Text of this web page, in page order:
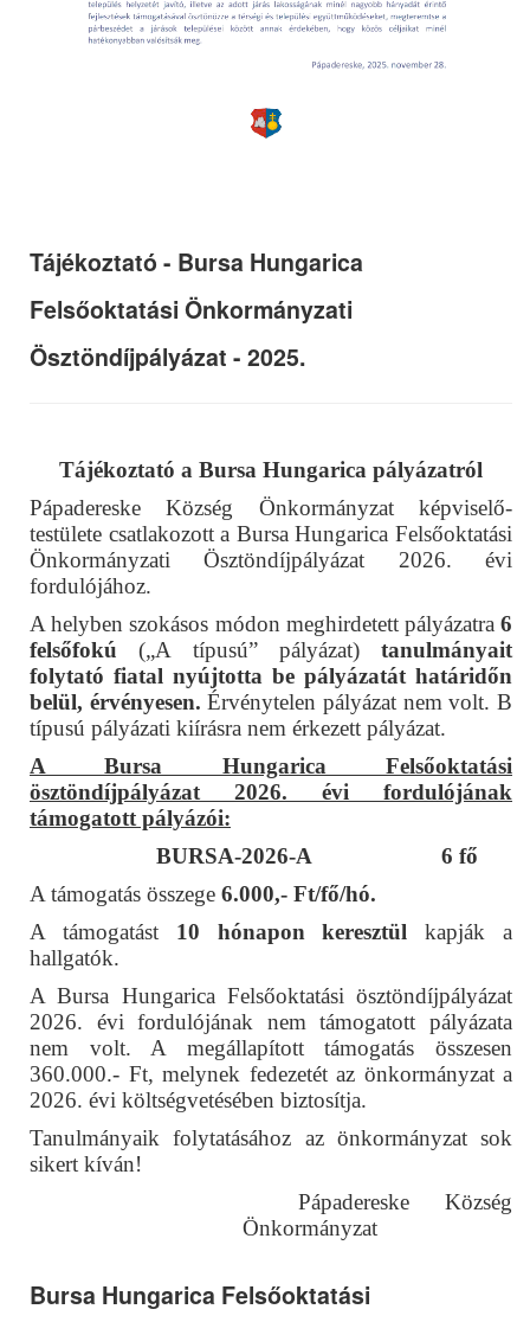
Tájékoztató - Bursa Hungarica
Felsőoktatási Önkormányzati
Ösztöndíjpályázat - 2025.
Tájékoztató a Bursa Hungarica pályázatról
Pápadereske Község Önkormányzat képviselő-
testülete csatlakozott a Bursa Hungarica Felsőoktatási
Önkormányzati Ösztöndíjpályázat 2026. évi
fordulójához.
A helyben szokásos módon meghirdetett pályázatra 6
felsőfokú („A típusú” pályázat) tanulmányait
folytató fiatal nyújtotta be pályázatát határidőn
belül, érvényesen. Érvénytelen pályázat nem volt. B
típusú pályázati kiírásra nem érkezett pályázat.
A Bursa Hungarica Felsőoktatási
ösztöndíjpályázat 2026. évi fordulójának
támogatott pályázói:
BURSA-2026-A 6 fő
A támogatás összege 6.000,- Ft/fő/hó.
A támogatást 10 hónapon keresztül kapják a
hallgatók.
A Bursa Hungarica Felsőoktatási ösztöndíjpályázat
2026. évi fordulójának nem támogatott pályázata
nem volt. A megállapított támogatás összesen
360.000.- Ft, melynek fedezetét az önkormányzat a
2026. évi költségvetésében biztosítja.
Tanulmányaik folytatásához az önkormányzat sok
sikert kíván!
Pápadereske Község
Önkormányzat
Bursa Hungarica Felsőoktatási